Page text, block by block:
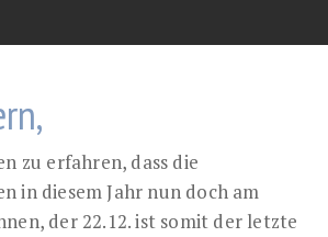
zu erfahren, dass die
in diesem Jahr nun doch am
der 22.12. ist somit der letzte